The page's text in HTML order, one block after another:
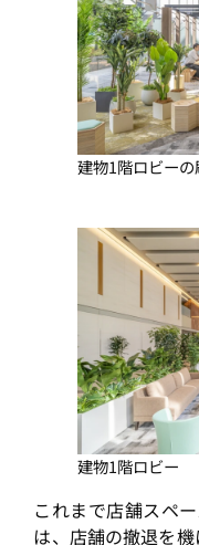
建物1階ロビー
建物1階ロビー
これまで店舗スペ
は、店舗の撤退を